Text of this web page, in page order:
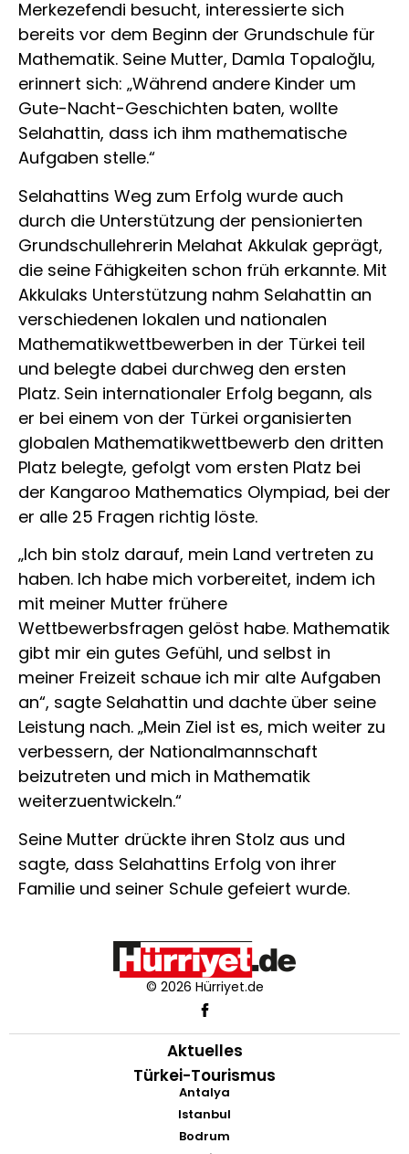
Merkezefendi besucht, interessierte sich
bereits vor dem Beginn der Grundschule für
Mathematik. Seine Mutter, Damla Topaloğlu,
erinnert sich: „Während andere Kinder um
Gute-Nacht-Geschichten baten, wollte
Selahattin, dass ich ihm mathematische
Aufgaben stelle.“
Selahattins Weg zum Erfolg wurde auch
durch die Unterstützung der pensionierten
Grundschullehrerin Melahat Akkulak geprägt,
die seine Fähigkeiten schon früh erkannte. Mit
Akkulaks Unterstützung nahm Selahattin an
verschiedenen lokalen und nationalen
Mathematikwettbewerben in der Türkei teil
und belegte dabei durchweg den ersten
Platz. Sein internationaler Erfolg begann, als
er bei einem von der Türkei organisierten
globalen Mathematikwettbewerb den dritten
Platz belegte, gefolgt vom ersten Platz bei
der Kangaroo Mathematics Olympiad, bei der
er alle 25 Fragen richtig löste.
„Ich bin stolz darauf, mein Land vertreten zu
haben. Ich habe mich vorbereitet, indem ich
mit meiner Mutter frühere
Wettbewerbsfragen gelöst habe. Mathematik
gibt mir ein gutes Gefühl, und selbst in
meiner Freizeit schaue ich mir alte Aufgaben
an“, sagte Selahattin und dachte über seine
Leistung nach. „Mein Ziel ist es, mich weiter zu
verbessern, der Nationalmannschaft
beizutreten und mich in Mathematik
weiterzuentwickeln.“
Seine Mutter drückte ihren Stolz aus und
sagte, dass Selahattins Erfolg von ihrer
Familie und seiner Schule gefeiert wurde.
© 2026 Hürriyet.de
Aktuelles
Türkei-Tourismus
Antalya
Istanbul
Bodrum